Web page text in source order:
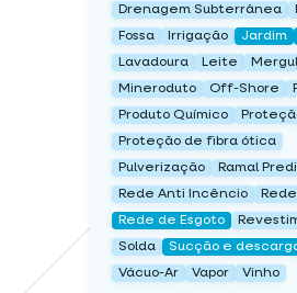
Drenagem Subterrânea
Fossa
Irrigação Jardim
Lavadoura
Leite
Mineroduto
Off-Shore
Produto Químico
Proteção de fibra ótica
Pulverização
Ramal
Rede Anti Incêncio
Rede de Esgoto
Solda
Sucção e
Vácuo-Ar
Vapor Vinho